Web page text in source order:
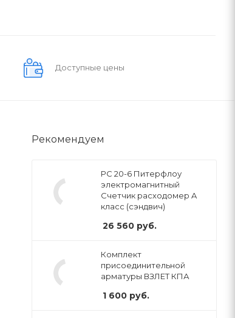
Доступные цены
Рекомендуем
РС 20-6 Питерфлоу
электромагнитный
Счетчик расходомер A
класс (сэндвич)
26 560 руб.
Комплект
присоединительной
арматуры ВЗЛЕТ КПА
1 600 руб.